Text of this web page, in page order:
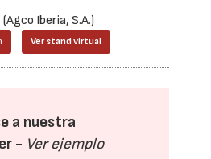
Iberia, S.A.)
Ver stand virtual
a nuestra
- Ver ejemplo